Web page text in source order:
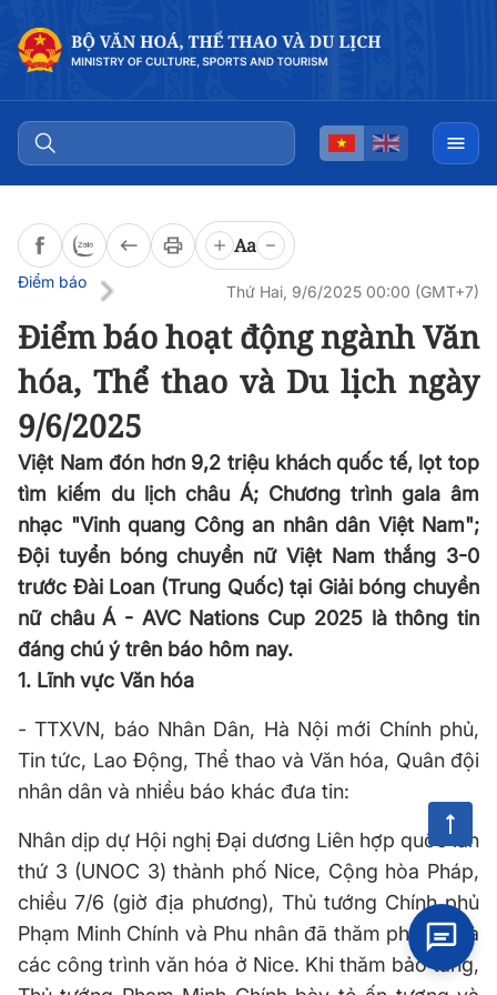
Aa
Điểm báo
Thứ Hai, 9/6/2025 00:00 (GMT+7)
Điểm báo hoạt động ngành Văn
hóa, Thể thao và Du lịch ngày
9/6/2025
Việt Nam đón hơn 9,2 triệu khách quốc tế, lọt top
tìm kiếm du lịch châu Á; Chương trình gala âm
nhạc "Vinh quang Công an nhân dân Việt Nam";
Đội tuyển bóng chuyền nữ Việt Nam thắng 3-0
trước Đài Loan (Trung Quốc) tại Giải bóng chuyền
nữ châu Á - AVC Nations Cup 2025 là thông tin
đáng chú ý trên báo hôm nay.
1. Lĩnh vực Văn hóa
- TTXVN, báo Nhân Dân, Hà Nội mới Chính phủ,
Tin tức, Lao Động, Thể thao và Văn hóa, Quân đội
nhân dân và nhiều báo khác đưa tin:
Nhân dịp dự Hội nghị Đại dương Liên hợp quốc lần
thứ 3 (UNOC 3) thành phố Nice, Cộng hòa Pháp,
chiều 7/6 (giờ địa phương), Thủ tướng Chính phủ
Phạm Minh Chính và Phu nhân đã thăm phố cổ và
các công trình văn hóa ở Nice. Khi thăm bảo tàng,
Đọc bài